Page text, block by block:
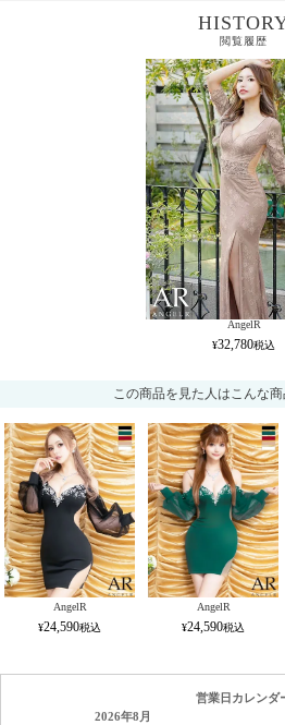
閲覧履歴
AngelR
32,780
この商品を見た人はこんな
AngelR
24,590
AngelR
24,590
営業日カレンダ
2026年8月